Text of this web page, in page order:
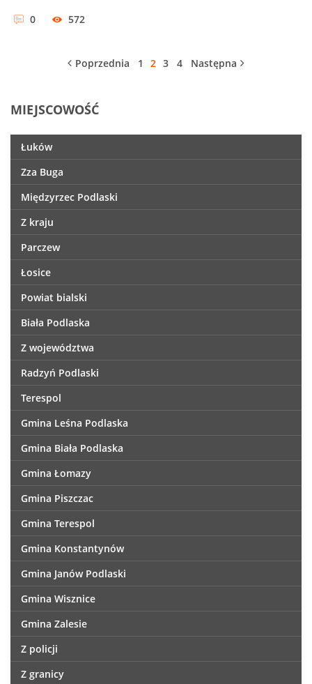
0 572
Poprzednia 1 2 3 4 Następna
MIEJSCOWOŚĆ
Łuków
Zza Buga
Międzyrzec Podlaski
Z kraju
Parczew
Łosice
Powiat bialski
Biała Podlaska
Z województwa
Radzyń Podlaski
Terespol
Gmina Leśna Podlaska
Gmina Biała Podlaska
Gmina Łomazy
Gmina Piszczac
Gmina Terespol
Gmina Konstantynów
Gmina Janów Podlaski
Gmina Wisznice
Gmina Zalesie
Z policji
Z granicy